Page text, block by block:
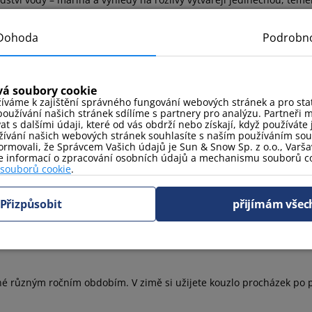
procházek u břehu. Okolí Wiślinki okouzlí klidem a
bohatou kulturní, gastronomickou a zábavní nabídku, stejně
okolí objektu
k maríně a rozlivům, což podporuje vodní sporty a
a zároveň snadný přístup k atrakcím Trojměstí, včetně
s využitím autobusů a tramvají na blízké zastávky.
Orientační bod je odbočka vlevo za velkým kamenem u
různým ročním obdobím. V zimě si užijete kouzlo procházek
soubory cookie
k zajištění správného fungování webových stránek a pro
našich stránek sdílíme s partnery pro analýzu. Partneři
s dalšími údaji, které od vás obdrží nebo získají, když používáte
našich webových stránek souhlasíte s naším používáním
že Správcem Vašich údajů je Sun & Snow Sp. z o.o.,
informací o zpracování osobních údajů a mechanismu souborů
cookie.
Přizpůsobit přijímám